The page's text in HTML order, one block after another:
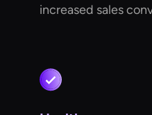
increased sales